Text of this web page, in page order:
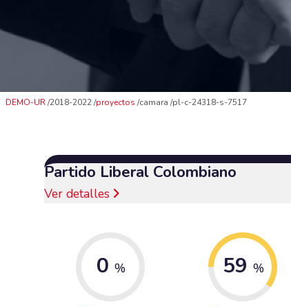
DEMO-UR 2018-2022 proyectos camara pl-c-24318-s-7517
Partido Liberal Colombiano
Ver detalles
0 % 59 %